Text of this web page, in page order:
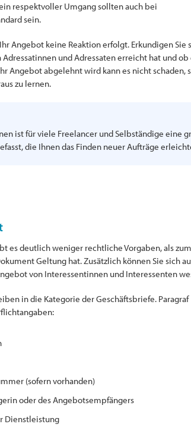
respektvoller Umgang sollten auch bei
sein.
Angebot keine Reaktion erfolgt. Erkundigen Sie
und Adressaten erreicht hat und ob
Angebot abgelehnt wird kann es nicht schaden,
zu lernen.
ist für viele Freelancer und Selbständige eine
die Ihnen das Finden neuer Aufträge
es deutlich weniger rechtliche Vorgaben, als
Geltung hat. Zusätzlich können Sie sich
von Interessentinnen und Interessenten
in die Kategorie der Geschäftsbriefe.
(sofern vorhanden)
oder des Angebotsempfängers
Dienstleistung